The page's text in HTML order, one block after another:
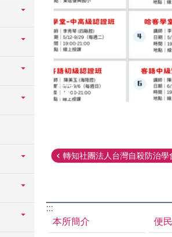
轉知社團法人台灣自殺防治學
:::
本所簡介
便